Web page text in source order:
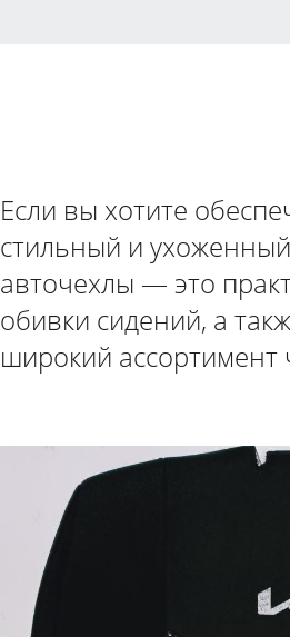
Если вы хотите
стильный и
авточехлы — это
обивки сидений, а
широкий